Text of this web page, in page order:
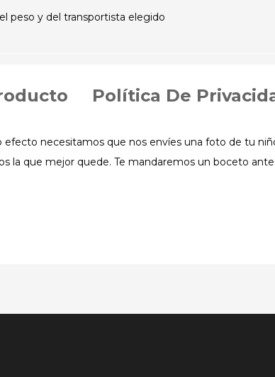
peso y del transportista elegido
Política De
necesitamos que nos envíes una foto de tu
la que mejor quede. Te mandaremos un boceto